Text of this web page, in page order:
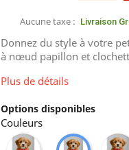
Aucune taxe : Livraison
Donnez du style à votre
à nœud papillon et
Plus de détails
Options disponibles
Couleurs
AubergineBleu